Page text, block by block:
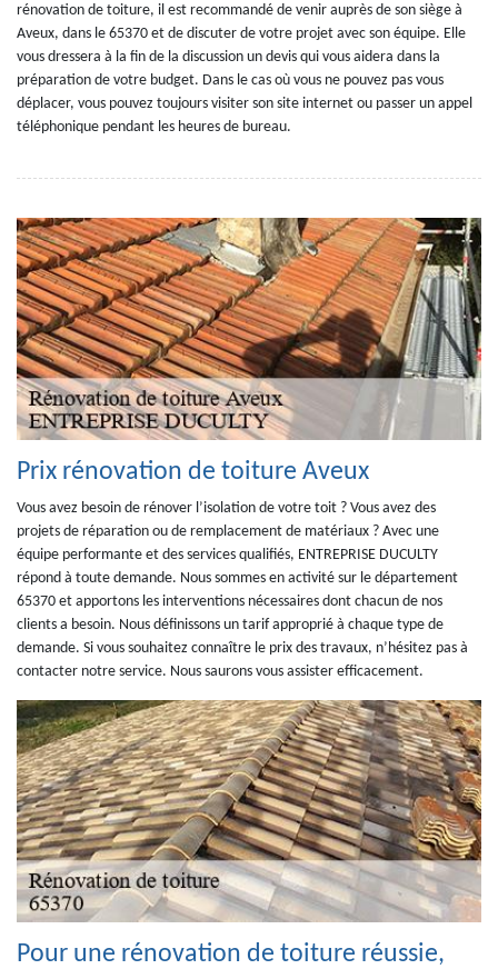
rénovation de toiture, il est recommandé de venir auprès de son siège à
Aveux, dans le 65370 et de discuter de votre projet avec son équipe. Elle
vous dressera à la fin de la discussion un devis qui vous aidera dans la
préparation de votre budget. Dans le cas où vous ne pouvez pas vous
déplacer, vous pouvez toujours visiter son site internet ou passer un appel
téléphonique pendant les heures de bureau.
Prix rénovation de toiture Aveux
Vous avez besoin de rénover l’isolation de votre toit ? Vous avez des
projets de réparation ou de remplacement de matériaux ? Avec une
équipe performante et des services qualifiés, ENTREPRISE DUCULTY
répond à toute demande. Nous sommes en activité sur le département
65370 et apportons les interventions nécessaires dont chacun de nos
clients a besoin. Nous définissons un tarif approprié à chaque type de
demande. Si vous souhaitez connaître le prix des travaux, n’hésitez pas à
contacter notre service. Nous saurons vous assister efficacement.
Pour une rénovation de toiture réussie,